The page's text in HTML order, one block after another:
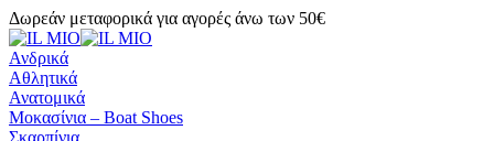
Δωρεάν μεταφορικά για αγορές άνω των 50€
Ανδρικά
Αθλητικά
Ανατομικά
Μοκασίνια – Boat Shoes
Σκαρπίνια